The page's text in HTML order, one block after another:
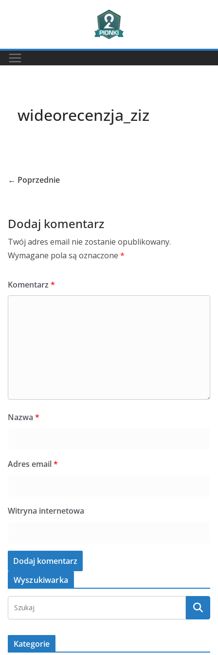
wideorecenzja_ziz
← Poprzednie
Dodaj komentarz
Twój adres email nie zostanie opublikowany.
Wymagane pola są oznaczone *
Komentarz *
Nazwa *
Adres email*
Witryna internetowa
Wyszukiwarka
Kategorie